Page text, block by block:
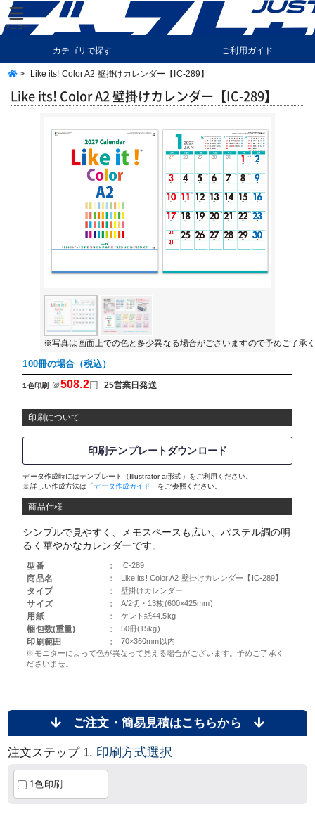
カテゴリで探す ご利用ガイド
納期・送料について
> Like its! Color A2 壁掛けカレンダー【IC-289】
Like its! Color A2 壁掛けカレンダー【IC-289】
Previous Next
※写真は画面上での色と多少異なる場合がございますので予めご了承
100冊の場合（税込）
1色印刷 ＠508.2円 25営業日発送
印刷について
印刷テンプレートダウンロード
データ作成時にはテンプレート（Illustrator ai形式）をご利用ください。
※詳しい作成方法は「データ作成ガイド 」をご参照ください。
商品仕様
シンプルで見やすく、メモスペースも広い、パステル調の明
るく華やかなカレンダーです。
型番 ： IC-289
商品名 ： Like its! Color A2 壁掛けカレンダー【IC-289】
タイプ ： 壁掛けカレンダー
サイズ ： A/2切・13枚(600×425mm)
用紙 ： ケント紙44.5kg
梱包数(重量) ： 50冊(15kg)
印刷範囲 ：
70×360mm以内
※モニターによって色が異なって見える場合がございます。予めご了承く
ださいませ。
ご注文・簡易見積はこちらから
注文ステップ 1. 印刷方式選択
1色印刷